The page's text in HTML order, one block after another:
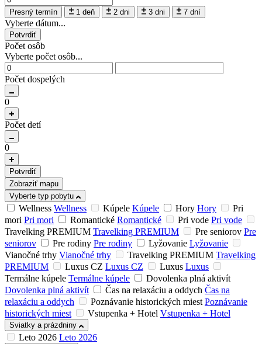
Presný termín 1 deň 2 dni 3 dni 7 dní
Vyberte dátum...
Potvrdiť
Počet osôb
Vyberte počet osôb...
Počet dospelých
0
Počet detí
0
Potvrdiť
Zobraziť mapu
Vyberte typ pobytu
Wellness Wellness Kúpele Kúpele Hory Hory
Pri
mori Pri mori Romantické Romantické Pri vode Pri vode
Travelking PREMIUM Travelking PREMIUM Pre seniorov Pre
seniorov
Pre rodiny Pre rodiny Lyžovanie Lyžovanie
Vianočné trhy Vianočné trhy Travelking PREMIUM Travelking
PREMIUM
Luxus CZ Luxus CZ Luxus Luxus
Termálne kúpele Termálne kúpele
Dovolenka plná aktivít
Dovolenka plná aktivít
Čas na relaxáciu a oddych Čas na
relaxáciu a oddych
Poznávanie historických miest Poznávanie
historických miest
Vstupenka + Hotel Vstupenka + Hotel
Sviatky a prázdniny
Leto 2026 Leto 2026